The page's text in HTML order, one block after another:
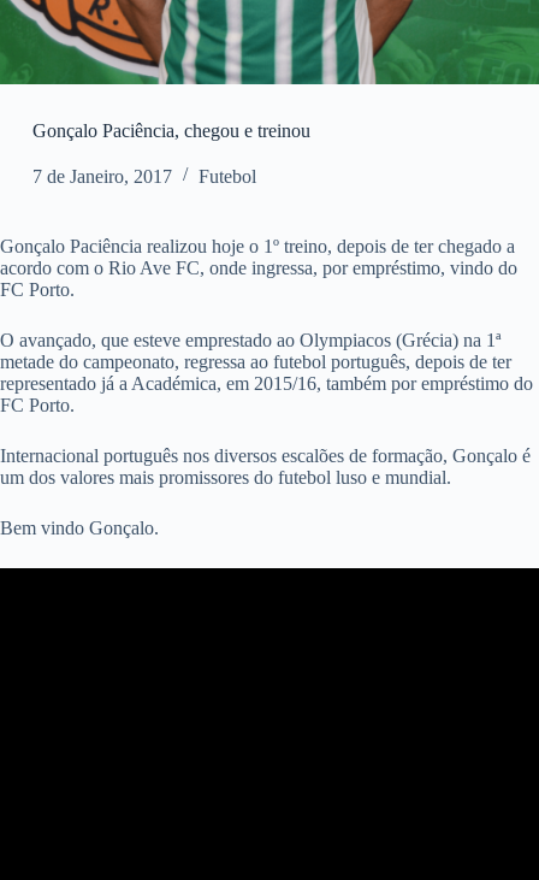
Gonçalo Paciência, chegou e treinou
7 de Janeiro, 2017 Futebol
Gonçalo Paciência realizou hoje o 1º treino, depois de ter chegado a
acordo com o Rio Ave FC, onde ingressa, por empréstimo, vindo do
FC Porto.
O avançado, que esteve emprestado ao Olympiacos (Grécia) na 1ª
metade do campeonato, regressa ao futebol português, depois de ter
representado já a Académica, em 2015/16, também por empréstimo do
FC Porto.
Internacional português nos diversos escalões de formação, Gonçalo é
um dos valores mais promissores do futebol luso e mundial.
Bem vindo Gonçalo.